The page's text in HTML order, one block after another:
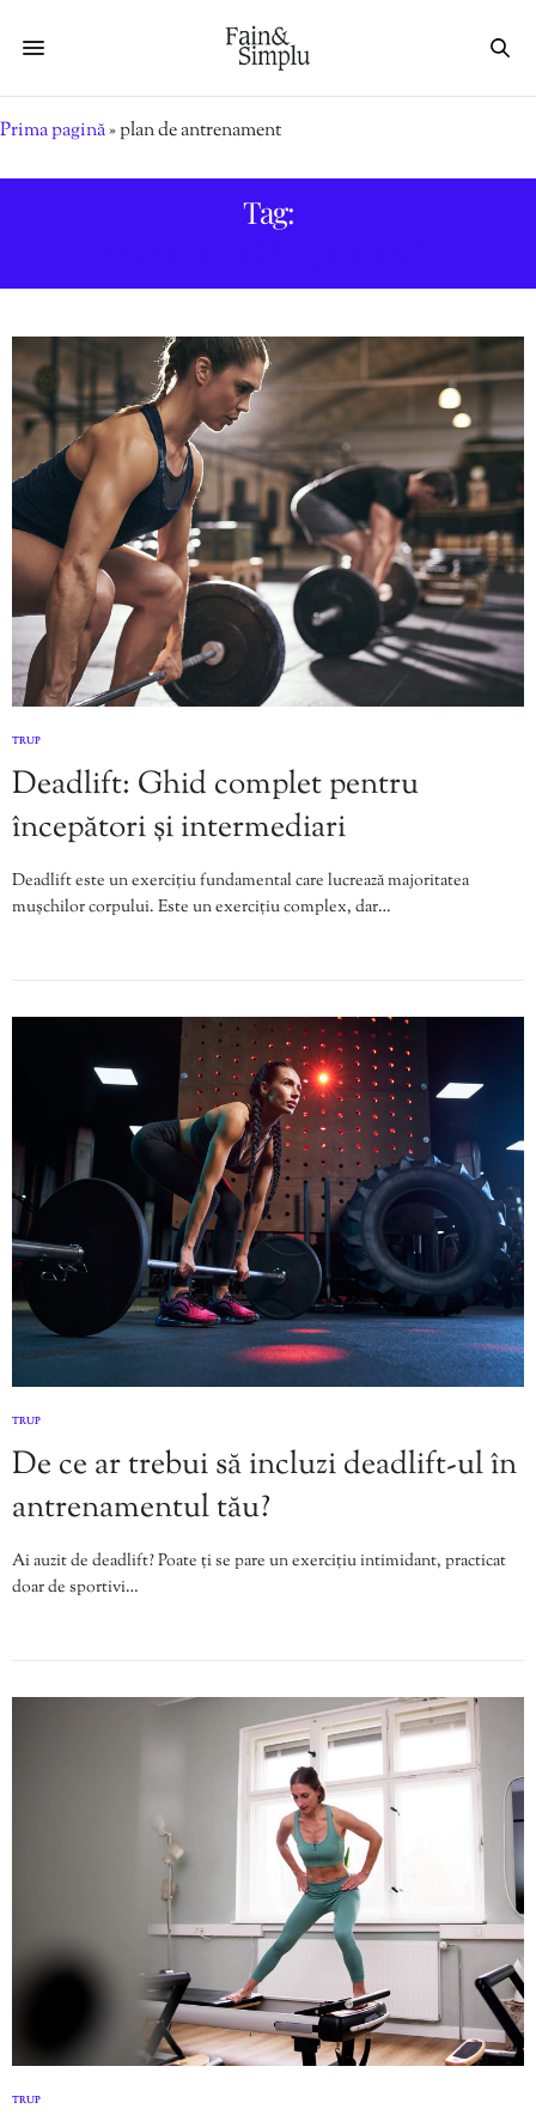
Prima pagină»plan de antrenament
Tag:
TRUP
Deadlift: Ghid complet pentru
începători și intermediari
Deadlift este un exercițiu fundamental care lucrează majoritatea
mușchilor corpului. Este un exercițiu complex, dar…
TRUP
De ce ar trebui să incluzi deadlift-ul în
antrenamentul tău?
Ai auzit de deadlift? Poate ți se pare un exercițiu intimidant, practicat
doar de sportivi…
TRUP